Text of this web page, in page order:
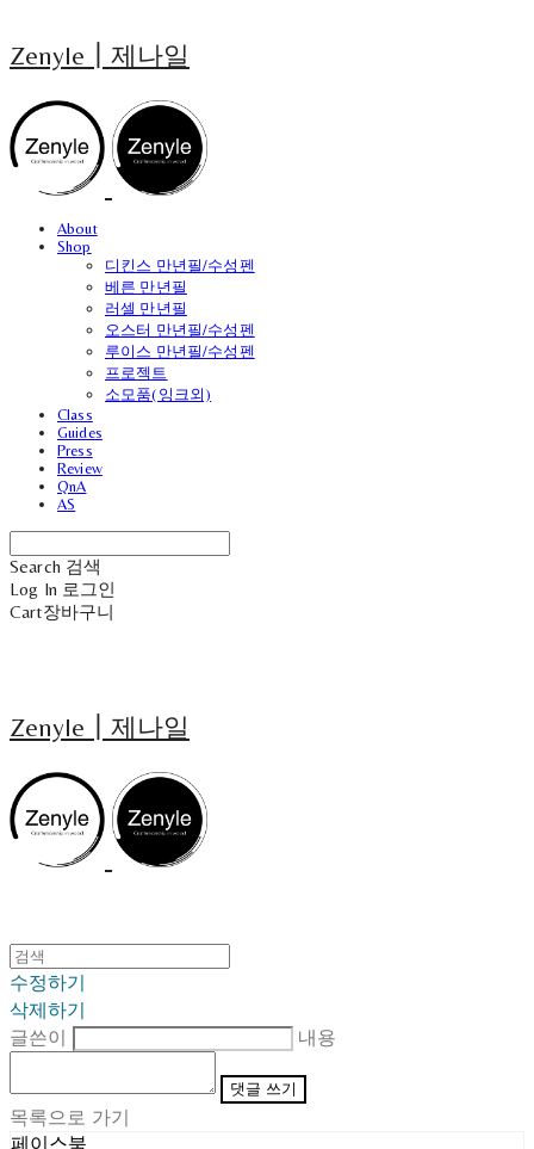
Zenyle┃제나일
About
Shop
디킨스 만년필/수성펜
베른 만년필
러셀 만년필
오스터 만년필/수성펜
루이스 만년필/수성펜
프로젝트
소모품(잉크외)
Class
Guides
Press
Review
QnA
AS
Search 검색
Log In 로그인
Cart장바구니
Zenyle┃제나일
수정하기
삭제하기
글쓴이
내용
댓글 쓰기
목록으로 가기
페이스북